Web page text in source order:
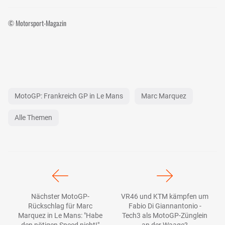
© Motorsport-Magazin
MotoGP: Frankreich GP in Le Mans Marc Marquez
Alle Themen
Nächster MotoGP-
Rückschlag für Marc
Marquez in Le Mans: "Habe
VR46 und KTM kämpfen um
Fabio Di Giannantonio -
Tech3 als MotoGP-Zünglein